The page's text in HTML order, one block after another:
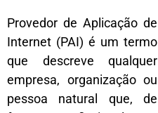
Provedor de Aplicação de
Internet (PAI) é um termo
que descreve qualquer
empresa, organização ou
pessoa natural que, de